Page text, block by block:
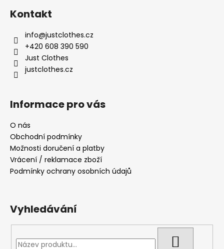
Kontakt
info@justclothes.cz
+420 608 390 590
Just Clothes
justclothes.cz
Informace pro vás
O nás
Obchodní podmínky
Možnosti doručení a platby
Vrácení / reklamace zboží
Podmínky ochrany osobních údajů
Vyhledávání